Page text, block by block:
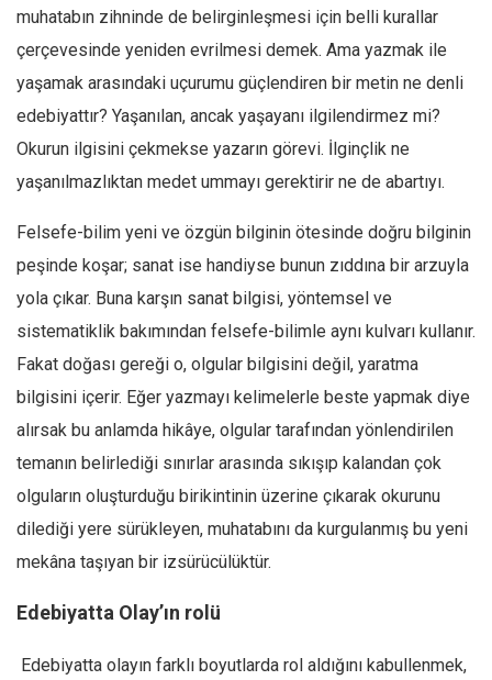
muhatabın zihninde de belirginleşmesi için belli kurallar
çerçevesinde yeniden evrilmesi demek. Ama yazmak ile
yaşamak arasındaki uçurumu güçlendiren bir metin ne denli
edebiyattır? Yaşanılan, ancak yaşayanı ilgilendirmez mi?
Okurun ilgisini çekmekse yazarın görevi. İlginçlik ne
yaşanılmazlıktan medet ummayı gerektirir ne de abartıyı.
Felsefe-bilim yeni ve özgün bilginin ötesinde doğru bilginin
peşinde koşar; sanat ise handiyse bunun zıddına bir arzuyla
yola çıkar. Buna karşın sanat bilgisi, yöntemsel ve
sistematiklik bakımından felsefe-bilimle aynı kulvarı kullanır.
Fakat doğası gereği o, olgular bilgisini değil, yaratma
bilgisini içerir. Eğer yazmayı kelimelerle beste yapmak diye
alırsak bu anlamda hikâye, olgular tarafından yönlendirilen
temanın belirlediği sınırlar arasında sıkışıp kalandan çok
olguların oluşturduğu birikintinin üzerine çıkarak okurunu
dilediği yere sürükleyen, muhatabını da kurgulanmış bu yeni
mekâna taşıyan bir izsürücülüktür.
Edebiyatta Olay’ın rolü
Edebiyatta olayın farklı boyutlarda rol aldığını kabullenmek,